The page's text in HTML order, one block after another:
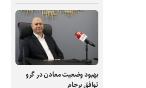
بهبود وضعیت معادن در گرو
توافق برجام